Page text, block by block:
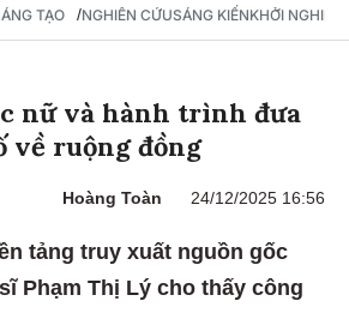
TẠO /NGHIÊN CỨUSÁNG KIẾNKHỞI NGHIỆP
nữ và hành trình đưa
về ruộng đồng
Hoàng Toàn 24/12/2025 16:56
tảng truy xuất nguồn gốc
Phạm Thị Lý cho thấy công